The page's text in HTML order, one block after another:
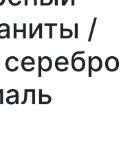
/